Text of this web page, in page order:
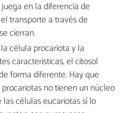
en la diferencia de
transporte a través de
cierran.
célula procariota y la
características, el citosol
forma diferente. Hay que
no tienen un núcleo
células eucariotas sí lo